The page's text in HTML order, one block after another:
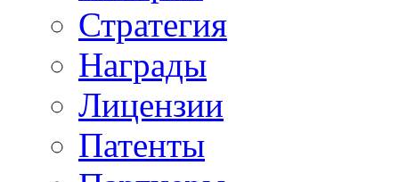
Стратегия
Награды
Лицензии
Патенты